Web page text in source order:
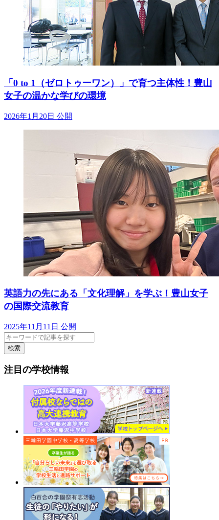
「0 to 1（ゼロトゥーワン）」で育つ主体性！豊山
女子の温かな学びの環境
2026年1月20日 公開
英語力の先にある「文化理解」を学ぶ！豊山女子
の国際交流教育
2025年11月11日 公開
検索
注目の学校情報